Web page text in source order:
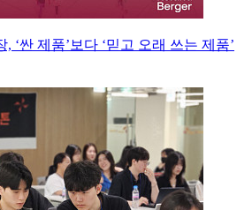
, ‘싼 제품’보다 ‘믿고 오래 쓰는 제품’